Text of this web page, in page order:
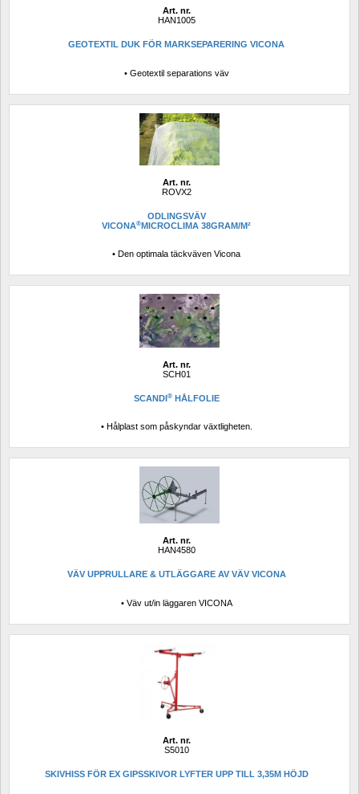
Art. nr.
HAN1005
GEOTEXTIL DUK FÖR MARKSEPARERING VICONA
• Geotextil separations väv
Art. nr.
ROVX2
ODLINGSVÄV
VICONA®MICROCLIMA 38GRAM/M²
• Den optimala täckväven Vicona
Art. nr.
SCH01
SCANDI®HÅLFOLIE
• Hålplast som påskyndar växtligheten.
Art. nr.
HAN4580
VÄV UPPRULLARE & UTLÄGGARE AV VÄV VICONA
• Väv ut/in läggaren VICONA
Art. nr.
S5010
SKIVHISS FÖR EX GIPSSKIVOR LYFTER UPP TILL 3,35M HÖJD